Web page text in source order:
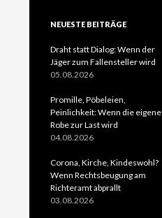
NEUESTE BEITRÄGE
Draht statt Dialog: Wenn der
Jäger zum Fallensteller wird
05.08.2026
Promille, Pöbeleien,
Peinlichkeit: Wenn die eigene
Robe zur Last wird
04.08.2026
Corona, Kirche, Kindeswohl?
Wenn Rechtsbeugung am
Richteramt abprallt
03.08.2026